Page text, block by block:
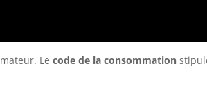
Lecode de la consommation